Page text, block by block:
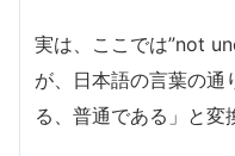
実は、ここでは”not
が、日本語の言葉の通
る、普通である」と変